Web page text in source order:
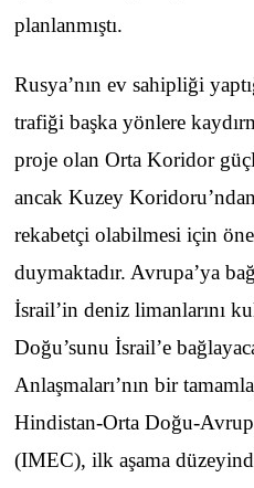
planlanmıştı.
Rusya’nın ev sahipliği
trafiği başka yönlere
proje olan Orta Koridor
ancak Kuzey
rekabetçi olabilmesi için
duymaktadır. Avrupa’ya
İsrail’in deniz limanlarını
Doğu’sunu İsrail’e
Anlaşmaları’nın bir
Hindistan-Orta Doğu-
(IMEC), ilk aşama